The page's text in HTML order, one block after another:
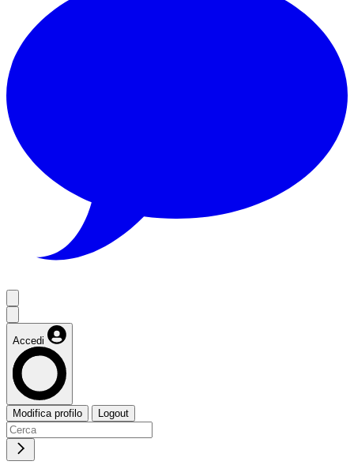
Accedi
Modifica profilo Logout